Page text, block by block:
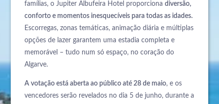
famílias, o Jupiter Albufeira Hotel proporcionadiversão,
conforto e momentos inesquecíveis para todas as idades.
Escorregas, zonas temáticas, animação diária e múltiplas
opções de lazer garantem uma estadia completa e
memorável – tudo num só espaço, no coração do
Algarve.
A votação está aberta ao público até 28 de maio, e os
vencedores serão revelados no dia 5 de junho, durante a